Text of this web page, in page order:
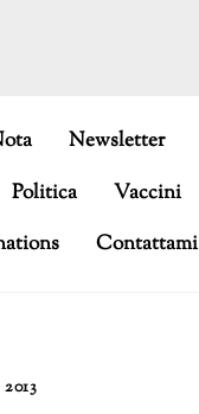
Newsletter
Politica Vaccini
Contattami